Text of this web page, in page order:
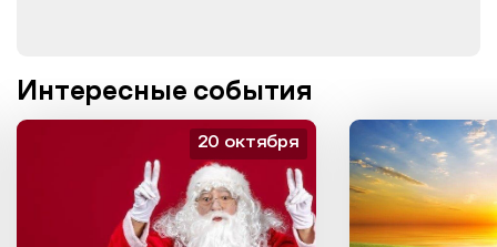
Интересные события
20 октября